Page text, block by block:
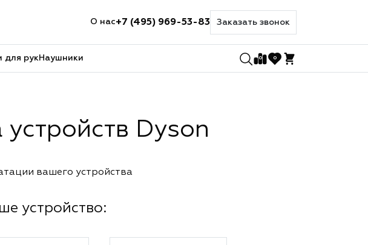
О нас+7 (495) 969-53-83 Заказать звонок
для рукНаушники 0 0
Dyson
вашего устройства
устройство: